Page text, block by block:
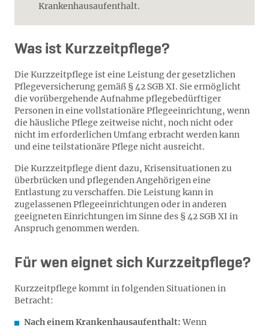
Krankenhausaufenthalt.
Was ist Kurzzeitpflege?
Die Kurzzeitpflege ist eine Leistung der gesetzlichen
Pflegeversicherung gemäß § 42 SGB XI. Sie ermöglicht
die vorübergehende Aufnahme pflegebedürftiger
Personen in eine vollstationäre Pflegeeinrichtung, wenn
die häusliche Pflege zeitweise nicht, noch nicht oder
nicht im erforderlichen Umfang erbracht werden kann
und eine teilstationäre Pflege nicht ausreicht.
Die Kurzzeitpflege dient dazu, Krisensituationen zu
überbrücken und pflegenden Angehörigen eine
Entlastung zu verschaffen. Die Leistung kann in
zugelassenen Pflegeeinrichtungen oder in anderen
geeigneten Einrichtungen im Sinne des § 42 SGB XI in
Anspruch genommen werden.
Für wen eignet sich Kurzzeitpflege?
Kurzzeitpflege kommt in folgenden Situationen in
Betracht:
Nach einem Krankenhausaufenthalt:Wenn